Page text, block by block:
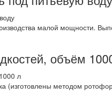
малой мощности.
объём
(изготовлены методом